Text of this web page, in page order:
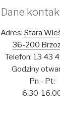
Dane
Adres: Stara
36-200
Telefon: 13 43
Godziny
Pn - Pt:
6.30-